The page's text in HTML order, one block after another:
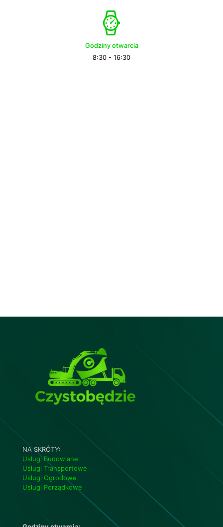
Godziny otwarcia
8:30 - 16:30
NA SKRÓTY:
Usługi Budowlane
Usługi Transportowe
Usługi Ogrodowe
Usługi Porządkowe